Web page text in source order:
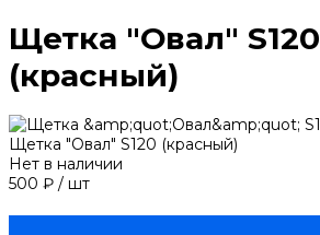
Щетка "Овал" S120
(красный)
Щетка "Овал" S120 (красный)
Нет в наличии
500 ₽ / шт